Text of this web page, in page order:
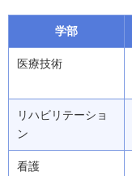
学部
医療技術
リハビリテーショ
ン
看護